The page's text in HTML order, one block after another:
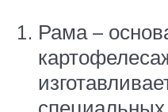
Рама –